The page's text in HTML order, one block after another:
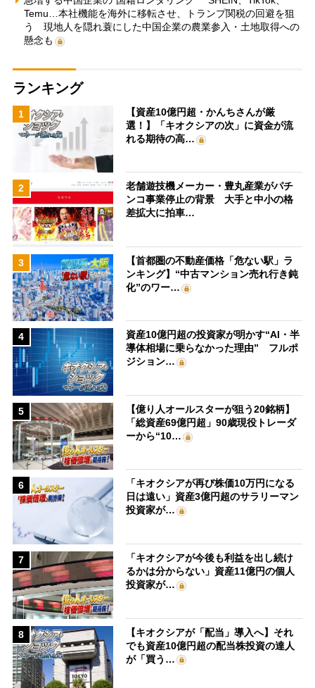
Temu…本社機能を海外に移転させ、トランプ関税の回避を狙
う 現地人を隠れ蓑にした中国企業の農業参入・土地取得への
懸念も
ランキング
1
【資産10億円超・かんちさんが厳
選！】「キオクシアの次」に資金が流
れる期待の高…
2
老舗遊技機メーカー・豊丸産業がパチ
ンコ事業停止の背景 大手と中小の格
差拡大に拍車…
3
【首都圏の不動産価格「危ない駅」ラ
ンキング】“中古マンション売れ行き鈍
化”のワー…
4
資産10億円超の投資家が明かす“AI・半
導体相場に乗らなかった理由” フルポ
ジション…
5
【億り人オールスターが狙う20銘柄】
「総資産69億円超」90歳現役トレーダ
ーから“10…
6
「キオクシアが再び株価10万円になる
日は遠い」資産3億円超のサラリーマン
投資家が…
7
「キオクシアが今後も利益を出し続け
るかは分からない」資産11億円の個人
投資家が…
8
【キオクシアが「配当」導入へ】それ
でも資産10億円超の配当株投資の達人
が「買う…